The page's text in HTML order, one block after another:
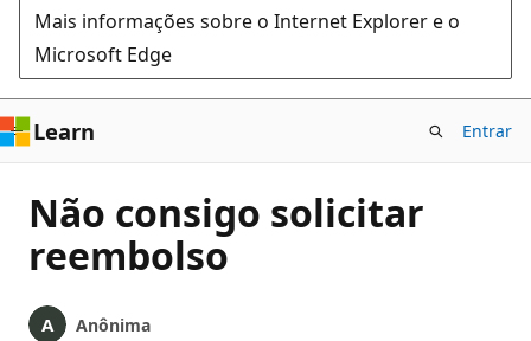
Mais informações sobre o Internet Explorer e o
Microsoft Edge
Learn Entrar
Não consigo solicitar
reembolso
Anônima